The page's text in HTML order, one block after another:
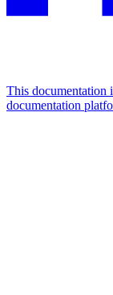
This documentation
documentation